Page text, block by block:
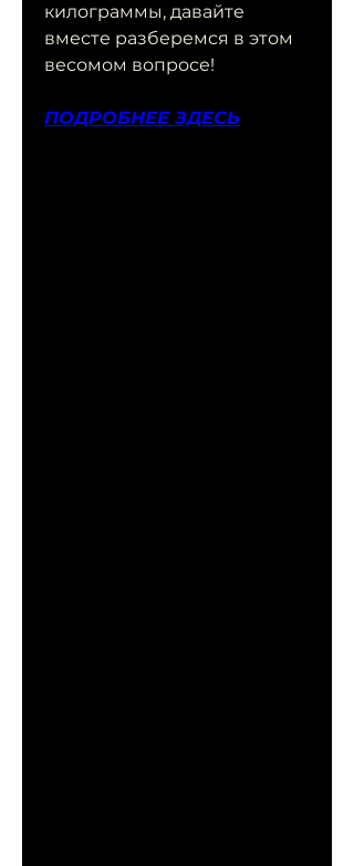
килограммы, давайте
вместе разберемся в этом
весомом вопросе!
ПОДРОБНЕЕ ЗДЕСЬ